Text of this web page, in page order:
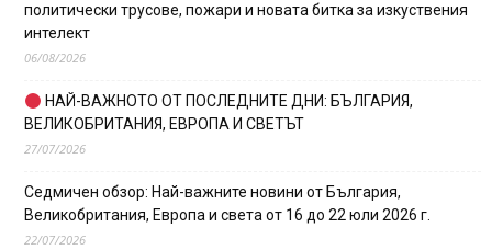
политически трусове, пожари и новата битка за изкуствения
интелект
06/08/2026
НАЙ-ВАЖНОТО ОТ ПОСЛЕДНИТЕ ДНИ: БЪЛГАРИЯ,
ВЕЛИКОБРИТАНИЯ, ЕВРОПА И СВЕТЪТ
27/07/2026
Седмичен обзор: Най-важните новини от България,
Великобритания, Европа и света от 16 до 22 юли 2026 г.
22/07/2026